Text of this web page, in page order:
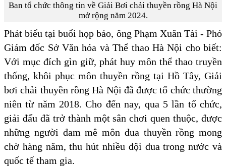
Ban tổ chức thông tin về Giải Bơi chải thuyền rồng Hà Nội
mở rộng năm 2024.
Phát biểu tại buổi họp báo, ông Phạm Xuân Tài - Phó
Giám đốc Sở Văn hóa và Thể thao Hà Nội cho biết:
Với mục đích gìn giữ, phát huy môn thể thao truyền
thống, khôi phục môn thuyền rồng tại Hồ Tây, Giải
bơi chải thuyền rồng Hà Nội đã được tổ chức thường
niên từ năm 2018. Cho đến nay, qua 5 lần tổ chức,
giải đấu đã trở thành một sân chơi quen thuộc, được
những người đam mê môn đua thuyền rồng mong
chờ hàng năm, thu hút nhiều đội đua trong nước và
quốc tế tham gia.